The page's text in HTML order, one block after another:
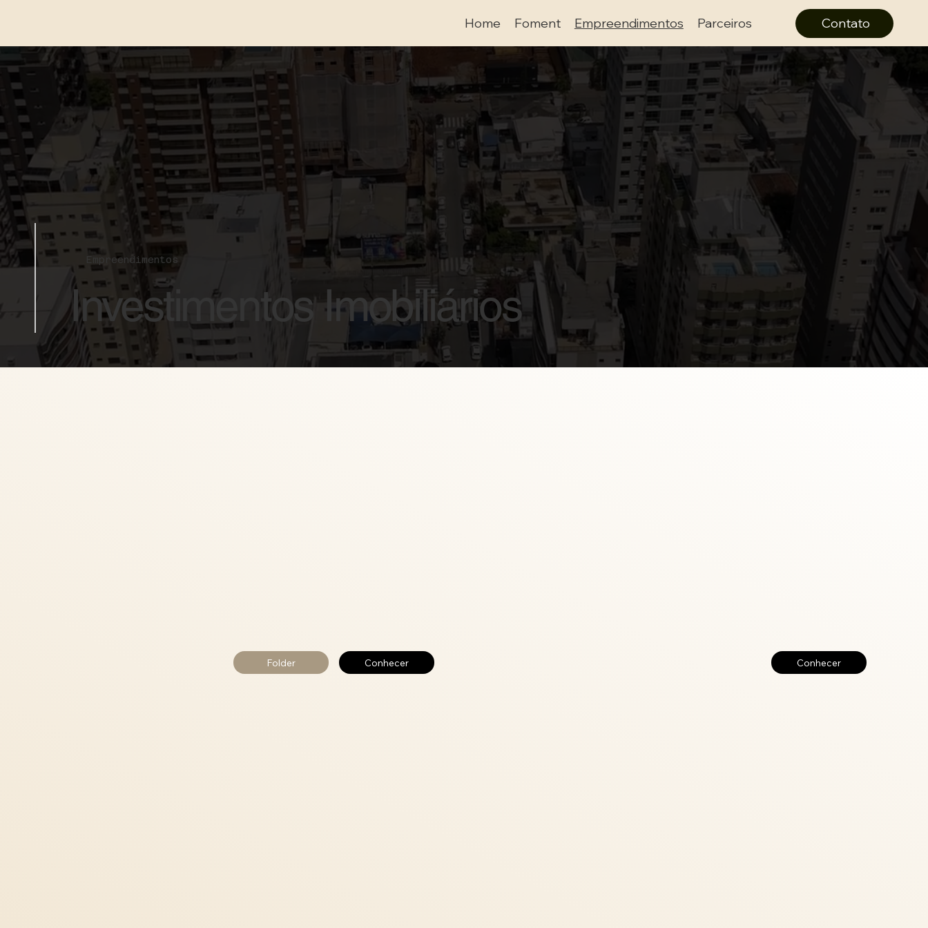
Home Foment Empreendimentos Parceiros Contato
Conhecer
Folder Conhecer
Empreendimentos
Investimentos Imobiliários